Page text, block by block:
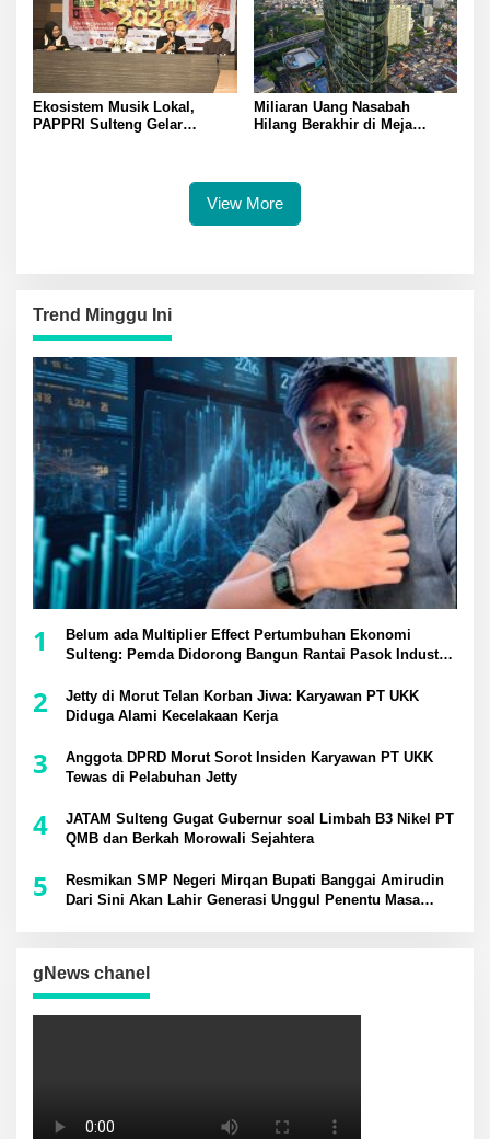
Ekosistem Musik Lokal,
PAPPRI Sulteng Gelar
Miliaran Uang Nasabah
Hilang Berakhir di Meja
View More
Trend Minggu Ini
1
Belum ada Multiplier Effect Pertumbuhan Ekonomi
Sulteng: Pemda Didorong Bangun Rantai Pasok Industri
2
Jetty di Morut Telan Korban Jiwa: Karyawan PT UKK
Diduga Alami Kecelakaan Kerja
3
Anggota DPRD Morut Sorot Insiden Karyawan PT UKK
Tewas di Pelabuhan Jetty
4
JATAM Sulteng Gugat Gubernur soal Limbah B3 Nikel PT
QMB dan Berkah Morowali Sejahtera
5
Resmikan SMP Negeri Mirqan Bupati Banggai Amirudin
Dari Sini Akan Lahir Generasi Unggul Penentu Masa
gNews chanel